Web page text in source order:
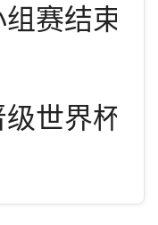
组赛结束
世界杯